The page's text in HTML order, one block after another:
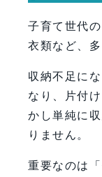
子育て世代
衣類など、
収納不足に
なり、片付
かし単純に
りません。
重要なのは